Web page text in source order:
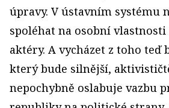
úpravy. V ústavním systému
spoléhat na osobní vlastnosti
aktéry. A vycházet z toho teď
který bude silnější,
nepochybně oslabuje vazbu